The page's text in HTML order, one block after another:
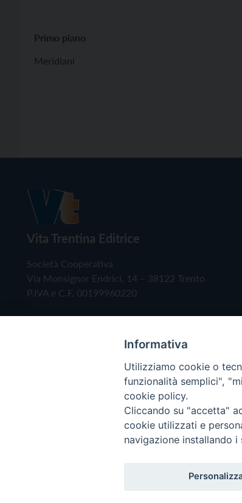
Primo piano
Meridiani
Vita Trentina Editrice
Società Cooperativa
Via Monsignor Endrici, 14 – 38122 Trento
P.IVA e C.F. 00199960220
Copyright © 2019 - Tutti i diritti riservati
Informativa
Utilizziamo cookie o
funzionalità semplici",
cookie policy.
Cliccando su "accetta"
cookie utilizzati e
navigazione installando